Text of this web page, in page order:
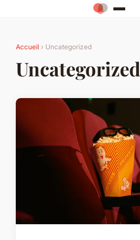
Accueil › Uncategorized
Uncategorized